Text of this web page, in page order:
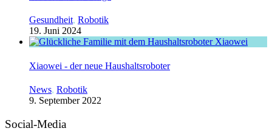
Gesundheit, Robotik
19. Juni 2024
Xiaowei - der neue Haushaltsroboter
News, Robotik
9. September 2022
Social-Media